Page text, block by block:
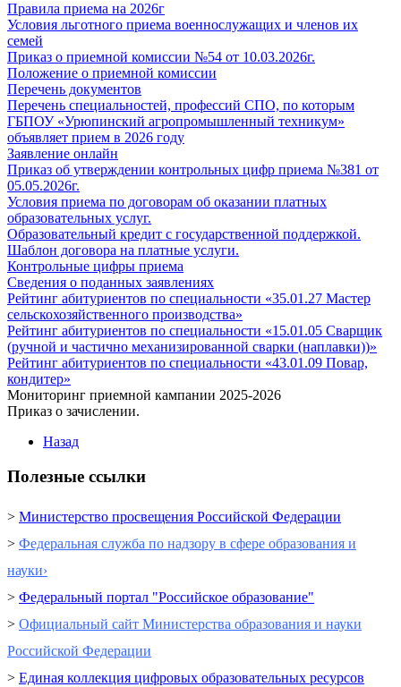
Правила приема на 2026г
Условия льготного приема военнослужащих и членов их
семей
Приказ о приемной комиссии №54 от 10.03.2026г.
Положение о приемной комиссии
Перечень документов
Перечень специальностей, профессий СПО, по которым
ГБПОУ «Урюпинский агропромышленный техникум»
объявляет прием в 2026 году
Заявление онлайн
Приказ об утверждении контрольных цифр приема №381 от
05.05.2026г.
Условия приема по договорам об оказании платных
образовательных услуг.
Образовательный кредит с государственной поддержкой.
Шаблон договора на платные услуги.
Контрольные цифры приема
Сведения о поданных заявлениях
Рейтинг абитуриентов по специальности «35.01.27 Мастер
сельскохозяйственного производства»
Рейтинг абитуриентов по специальности «15.01.05 Сварщик
(ручной и частично механизированной сварки (наплавки))»
Рейтинг абитуриентов по специальности «43.01.09 Повар,
кондитер»
Мониторинг приемной кампании 2025-2026
Приказ о зачислении.
Назад
Полезные ссылки
> Министерство просвещения Российской Федерации
> Федеральная служба по надзору в сфере образования и
науки›
> Федеральный портал "Российское образование"
> Официальный сайт Министерства образования и науки
Российской Федерации
> Единая коллекция цифровых образовательных ресурсов